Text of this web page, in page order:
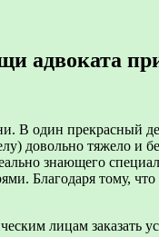
В один прекрасный
довольно тяжело и
знающего
Благодаря тому,
лицам заказать